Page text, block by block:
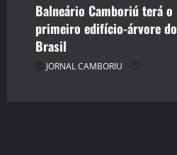
Balneário Camboriú terá o
primeiro edifício-árvore do
Brasil
JORNAL CAMBORIU